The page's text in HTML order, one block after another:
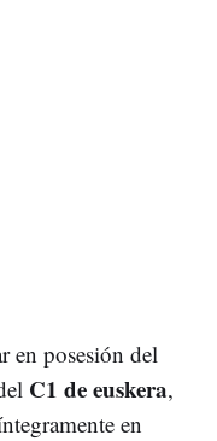
en posesión del
C1 de euskera,
en